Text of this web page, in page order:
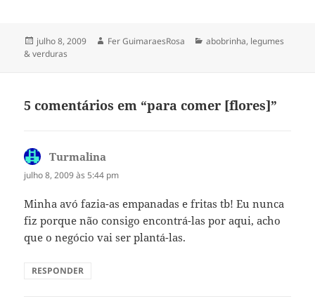
Publicado
em
julho 8, 2009 Autor
Fer GuimaraesRosa Categorias
abobrinha, legumes
& verduras
5 comentários em “para comer [flores]”
Turmalina
julho 8, 2009 às 5:44 pm
Minha avó fazia-as empanadas e fritas tb! Eu nunca
fiz porque não consigo encontrá-las por aqui, acho
que o negócio vai ser plantá-las.
RESPONDER